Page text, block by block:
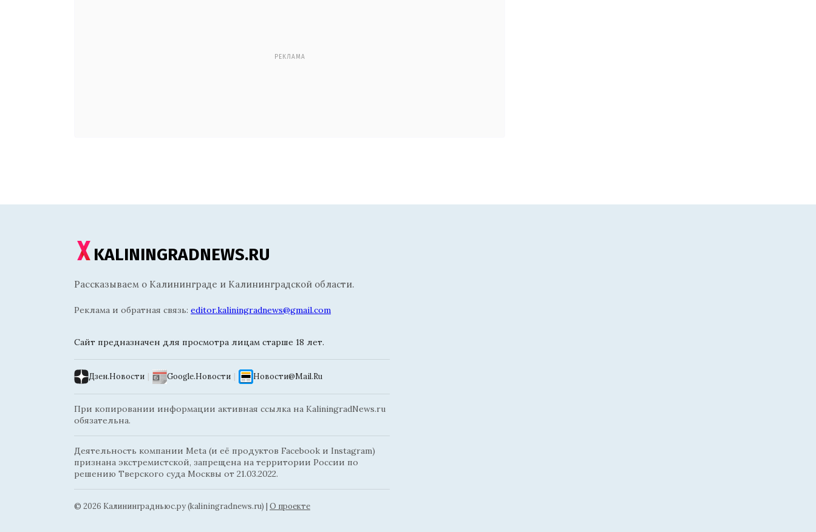
РЕКЛАМА
KALININGRADNEWS.RU
Рассказываем о Калининграде и Калининградской области.
Реклама и обратная связь: editor.kaliningradnews@gmail.com
Сайт предназначен для просмотра лицам старше 18 лет.
Дзен.Новости | Google.Новости | Новости@Mail.Ru
При копировании информации активная ссылка на KaliningradNews.ru
обязательна.
Деятельность компании Meta (и её продуктов Facebook и Instagram)
признана экстремистской, запрещена на территории России по
решению Тверского суда Москвы от 21.03.2022.
© 2026 Калининградньюc.ру (kaliningradnews.ru) | О проекте